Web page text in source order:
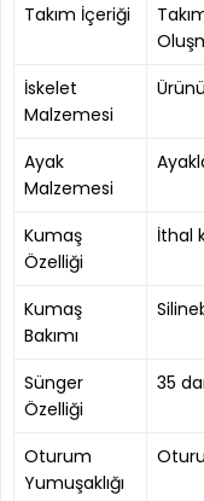
Takım İçeriği
İskelet
Malzemesi
Ayak
Malzemesi
Kumaş
Özelliği
İthal
Kumaş
Bakımı
Sünger
Özelliği
35
Oturum
Yumuşaklığı